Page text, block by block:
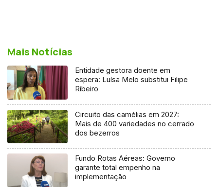
Mais Notícias
Entidade gestora doente em
espera: Luísa Melo substitui Filipe
Ribeiro
Circuito das camélias em 2027:
Mais de 400 variedades no cerrado
dos bezerros
Fundo Rotas Aéreas: Governo
garante total empenho na
implementação